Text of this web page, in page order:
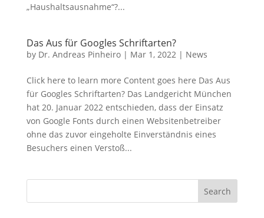
„Haushaltsausnahme“?...
Das Aus für Googles Schriftarten?
by Dr. Andreas Pinheiro| Mar 1, 2022| News
Click here to learn more Content goes here Das Aus
für Googles Schriftarten? Das Landgericht München
hat 20. Januar 2022 entschieden, dass der Einsatz
von Google Fonts durch einen Websitenbetreiber
ohne das zuvor eingeholte Einverständnis eines
Besuchers einen Verstoß...